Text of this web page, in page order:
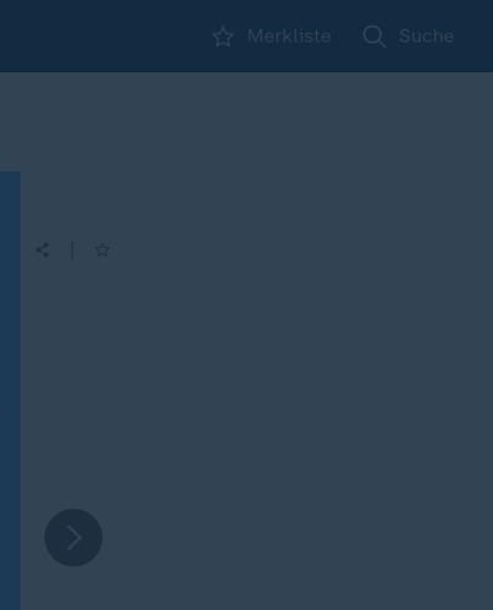
Merkliste Suche